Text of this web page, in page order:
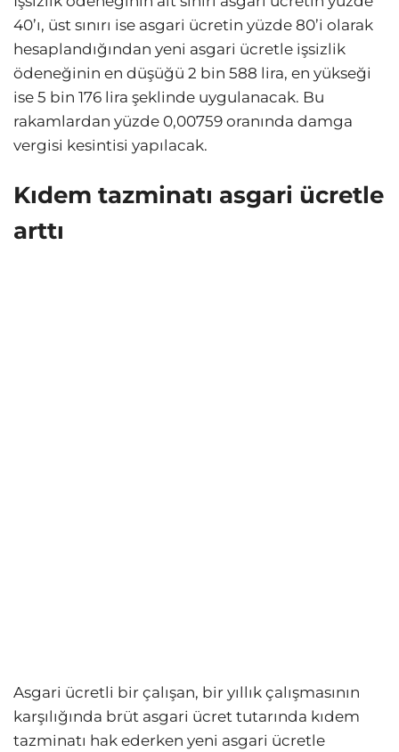
40’ı, üst sınırı ise asgari ücretin yüzde 80’i olarak
hesaplandığından yeni asgari ücretle işsizlik
ödeneğinin en düşüğü 2 bin 588 lira, en yükseği
ise 5 bin 176 lira şeklinde uygulanacak. Bu
rakamlardan yüzde 0,00759 oranında damga
vergisi kesintisi yapılacak.
Kıdem tazminatı asgari ücretle
arttı
Asgari ücretli bir çalışan, bir yıllık çalışmasının
karşılığında brüt asgari ücret tutarında kıdem
tazminatı hak ederken yeni asgari ücretle